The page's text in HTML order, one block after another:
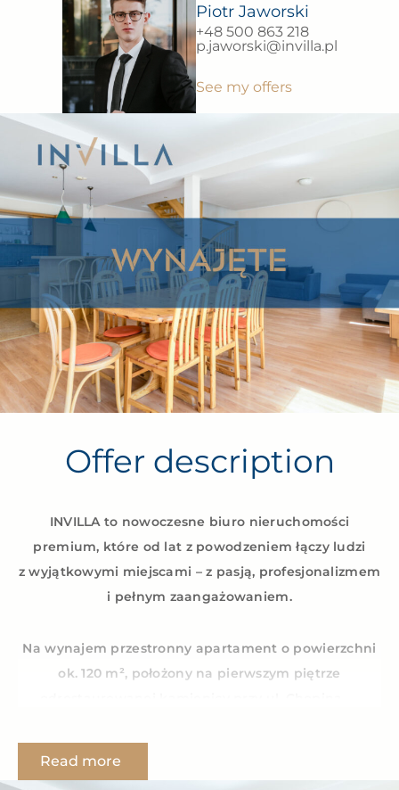
Piotr Jaworski
+48 500 863 218
p.jaworski@invilla.pl
See my offers
Offer description
INVILLA to nowoczesne biuro nieruchomości
premium, które od lat z powodzeniem łączy ludzi
z wyjątkowymi miejscami – z pasją, profesjonalizmem
i pełnym zaangażowaniem.
Na wynajem przestronny apartament o powierzchni
ok. 120 m², położony na pierwszym piętrze
Dolnego Sopotu.
Read more